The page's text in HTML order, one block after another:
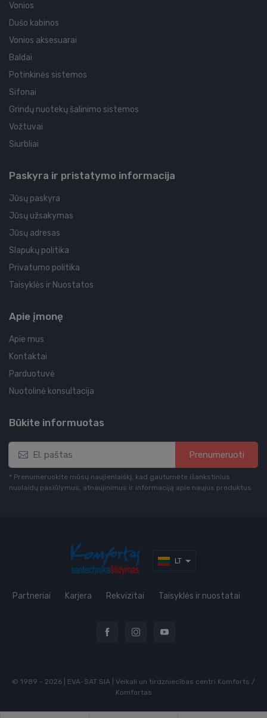
Vonios
Dušo kabinos
Vonios aksesuarai
Baldai
Potinkinės sistemos
Sifonai
Grindų nuotekų šalinimo sistemos
Vožtuvai
Siurbliai
Paskyra ir pristatymo informacija
Jūsų paskyra
Jūsų užsakymas
Jūsų adresas
Slapukų politika
Privatumo politika
Taisyklės ir Nuostatos
Apie įmonę
Apie mus
Kontaktai
Parduotuvė
Nuotolinė konsultacija
Būkite informuotas
Prenumeruoti
* Prenumeruokite mūsų naujienlaiškį, kad gautumėte išankstinius
nuolaidų pasiūlymus, atnaujinimus ir informaciją apie naujus produktus
LT
Partneriai Karjera Rekvizitai Taisyklės ir nuostatai
© 1989 - 2026 | EVA-SAT SIA | Veikali un tirdzniecības centri Komforts /
Komfortas